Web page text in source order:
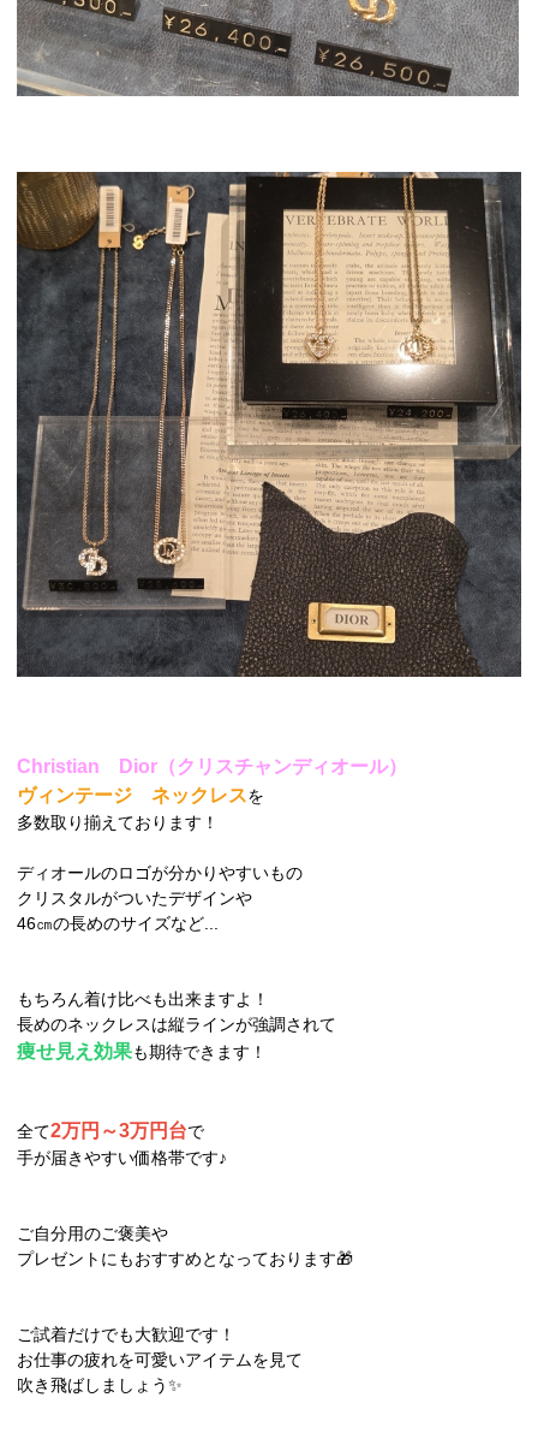
Christian Dior（クリスチャンディオール）
ヴィンテージ ネックレスを
多数取り揃えております！
ディオールのロゴが分かりやすいもの
クリスタルがついたデザインや
46㎝の長めのサイズなど...
もちろん着け比べも出来ますよ！
長めのネックレスは縦ラインが強調されて
痩せ見え効果も期待できます！
全て2万円～3万円台で
手が届きやすい価格帯です♪
ご自分用のご褒美や
プレゼントにもおすすめとなっております🎁
ご試着だけでも大歓迎です！
お仕事の疲れを可愛いアイテムを見て
吹き飛ばしましょう✨